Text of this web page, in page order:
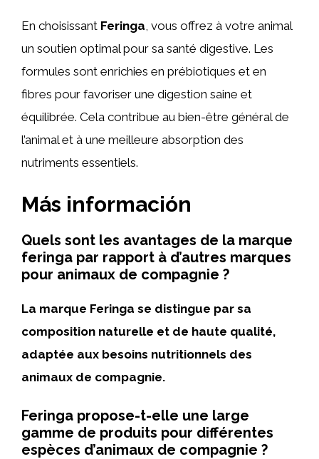
En choisissant Feringa , vous offrez à votre animal
un soutien optimal pour sa santé digestive. Les
formules sont enrichies en prébiotiques et en
fibres pour favoriser une digestion saine et
équilibrée. Cela contribue au bien-être général de
l’animal et à une meilleure absorption des
nutriments essentiels.
Más información
Quels sont les avantages de la marque
feringa par rapport à d’autres marques
pour animaux de compagnie ?
La marque Feringa se distingue par sa
composition naturelle et de haute qualité,
adaptée aux besoins nutritionnels des
animaux de compagnie.
Feringa propose-t-elle une large
gamme de produits pour différentes
espèces d’animaux de compagnie ?